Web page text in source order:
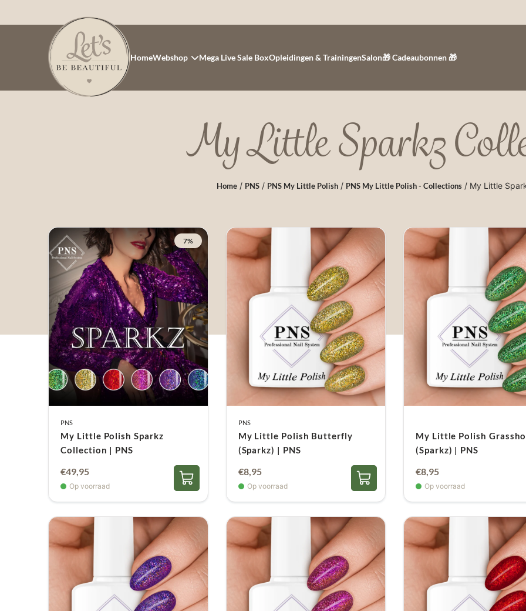
HomeWebshop Mega Live Sale BoxOpleidingen & TrainingenSalon🎁 Cadeaubonnen 🎁
My Little Sparkz
Home / PNS / PNS My Little Polish / PNS My Little Polish - Collections / My Little
7%
PNS
My Little Polish Sparkz
Collection | PNS
Oorspronkelijke
prijs
was:
€53,70.
€49,95
prijs
is:
€49,95.
Op voorraad
PNS
My Little Polish Butterfly
(Sparkz) | PNS
€8,95
Op voorraad
My Little Polish
(Sparkz) | PNS
€8,95
Op voorraad